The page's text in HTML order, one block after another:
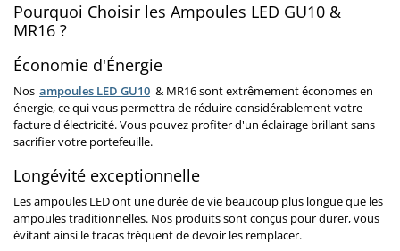
Pourquoi Choisir les Ampoules LED GU10 &
MR16 ?
Économie d'Énergie
Nos ampoules LED GU10 & MR16 sont extrêmement économes en
énergie, ce qui vous permettra de réduire considérablement votre
facture d'électricité. Vous pouvez profiter d'un éclairage brillant sans
sacrifier votre portefeuille.
Longévité exceptionnelle
Les ampoules LED ont une durée de vie beaucoup plus longue que les
ampoules traditionnelles. Nos produits sont conçus pour durer, vous
évitant ainsi le tracas fréquent de devoir les remplacer.